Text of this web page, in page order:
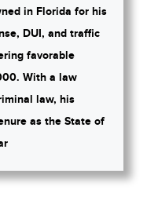
in Florida for his
DUI, and traffic
favorable
With a law
law, his
as the State of